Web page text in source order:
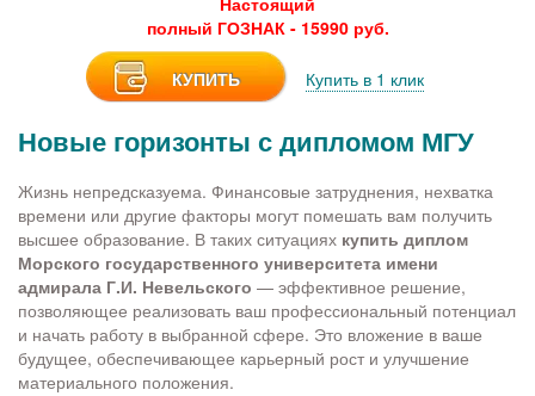
полный ГОЗНАК - 15990 руб.
КУПИТЬ Купить в 1 клик
Новые горизонты с дипломом МГУ
Жизнь непредсказуема. Финансовые затруднения, нехватка
времени или другие факторы могут помешать вам получить
высшее образование. В таких ситуациях купить диплом
Морского государственного университета имени
адмирала Г.И. Невельского — эффективное решение,
позволяющее реализовать ваш профессиональный потенциал
и начать работу в выбранной сфере. Это вложение в ваше
будущее, обеспечивающее карьерный рост и улучшение
материального положения.